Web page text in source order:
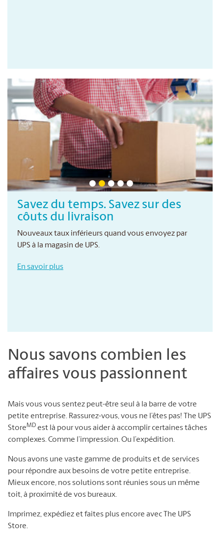
Savez du temps. Savez sur des
côuts du livraison
Nouveaux taux inférieurs quand vous envoyez par
UPS à la magasin de UPS.
En savoir plus
Nous savons combien les
affaires vous passionnent
Mais vous vous sentez peut-être seul à la barre de votre
petite entreprise. Rassurez-vous, vous ne l’êtes pas! The UPS
StoreMD est là pour vous aider à accomplir certaines tâches
complexes. Comme l’impression. Ou l’expédition.
Nous avons une vaste gamme de produits et de services
pour répondre aux besoins de votre petite entreprise.
Mieux encore, nos solutions sont réunies sous un même
toit, à proximité de vos bureaux.
Imprimez, expédiez et faites plus encore avec The UPS
Store.